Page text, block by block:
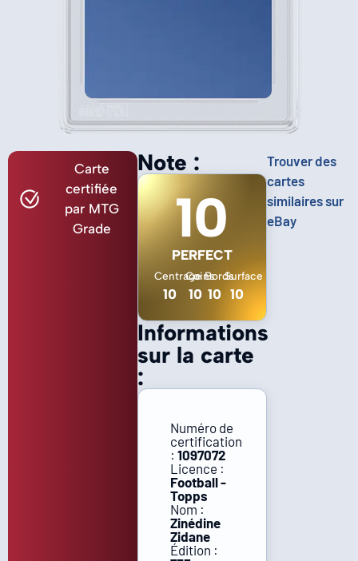
Carte
certifiée
par MTG
Grade
Informations
sur la carte
:
Numéro de
certification
: 1097072
Licence :
Football -
Topps
Nom :
Zinédine
Zidane
Édition :
Note :
10
PERFECT
Centrage
10
Coins
10
Bords
10
Surface
10
Trouver des
cartes
similaires sur
eBay